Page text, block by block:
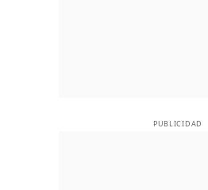
PUBLICIDAD